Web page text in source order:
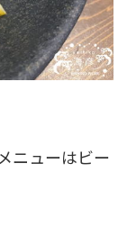
ニューはビー